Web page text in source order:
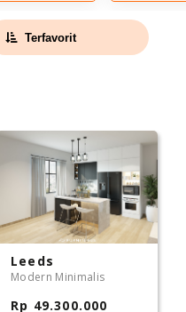
Terfavorit
Leeds
Modern Minimalis
Rp 49.300.000